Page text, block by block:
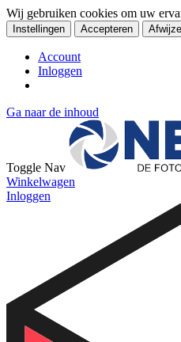
Wij gebruiken cookies om uw
Instellingen Accepteren
Account
Inloggen
Ga naar de inhoud
Toggle Nav
Winkelwagen
Inloggen